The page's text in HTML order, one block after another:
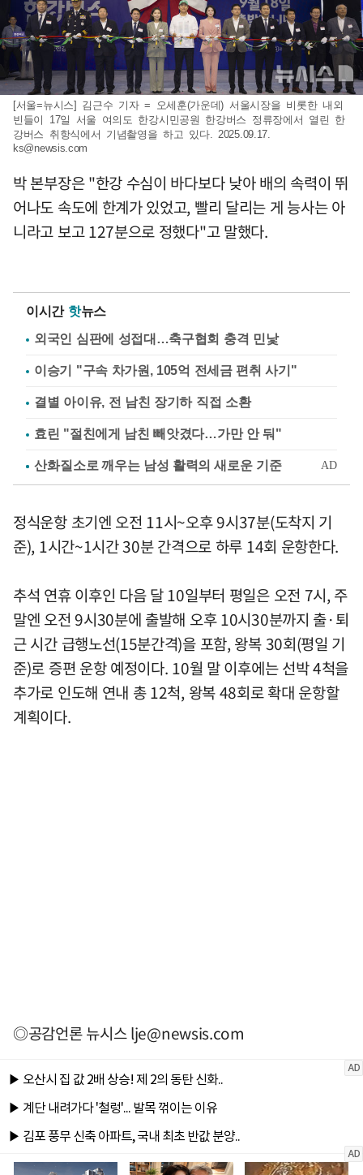
[서울=뉴시스] 김근수 기자 = 오세훈(가운데) 서울시장을 비롯한 내외
빈들이 17일 서울 여의도 한강시민공원 한강버스 정류장에서 열린 한
강버스 취항식에서 기념촬영을 하고 있다. 2025.09.17.
ks@newsis.com
박 본부장은 "한강 수심이 바다보다 낮아 배의 속력이 뛰
어나도 속도에 한계가 있었고, 빨리 달리는 게 능사는 아
니라고 보고 127분으로 정했다"고 말했다.
이시간 핫뉴스
외국인 심판에 성접대…축구협회 충격 민낯
이승기 "구속 차가원, 105억 전세금 편취 사기"
결별 아이유, 전 남친 장기하 직접 소환
효린 "절친에게 남친 빼앗겼다…가만 안 둬"
정식운항 초기엔 오전 11시~오후 9시37분(도착지 기
준), 1시간~1시간 30분 간격으로 하루 14회 운항한다.
추석 연휴 이후인 다음 달 10일부터 평일은 오전 7시, 주
말엔 오전 9시30분에 출발해 오후 10시30분까지 출·퇴
근 시간 급행노선(15분간격)을 포함, 왕복 30회(평일 기
준)로 증편 운항 예정이다. 10월 말 이후에는 선박 4척을
추가로 인도해 연내 총 12척, 왕복 48회로 확대 운항할
계획이다.
◎공감언론 뉴시스lje@newsis.com